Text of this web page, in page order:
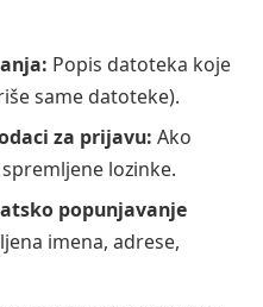
Popis datoteka koje
same datoteke).
za prijavu: Ako
lozinke.
popunjavanje
imena, adrese,